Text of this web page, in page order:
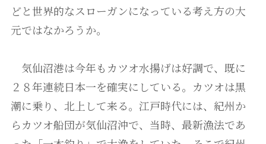
どと世界的なスローガンになっている考え方の大
元ではなかろうか。
気仙沼港は今年もカツオ水揚げは好調で、既に
２８年連続日本一を確実にしている。カツオは黒
潮に乗り、北上して来る。江戸時代には、紀州か
らカツオ船団が気仙沼沖で、当時、最新漁法であ